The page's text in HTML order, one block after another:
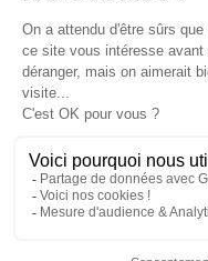
Follow us
Newsletter